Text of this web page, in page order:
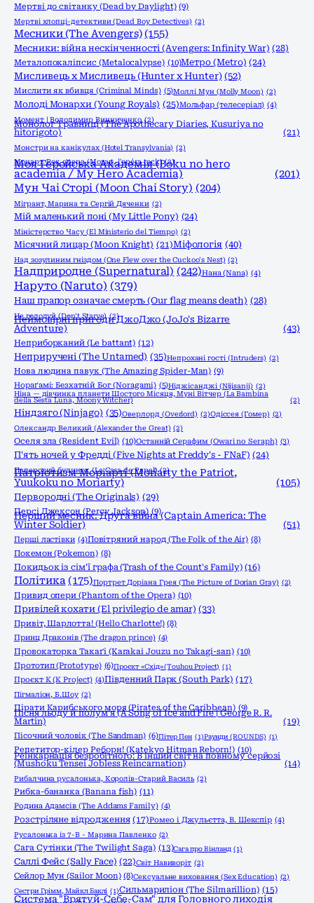
Мертві до світанку (Dead by Daylight) (9)
Мертві хлопці-детективи (Dead Boy Detectives) (2)
Месники (The Avengers) (155)
Месники: війна нескінченності (Avengers: Infinity War) (28)
Металопокаліпсис (Metalocalypse) (10)Метро (Metro) (24)
Мисливець х Мисливець (Hunter x Hunter) (52)
Мислити як вбивця (Criminal Minds) (5)Моллі Мун (Molly Moon) (2)
Молоді Монархи (Young Royals) (25)Мольфар (телесеріал) (4)
Момент | Володимир Винниченко (2)
Монолог Травниці (The Apothecary Diaries, Kusuriya no
hitorigoto)
(21)
Монстри на канікулах (Hotel Transylvania) (2)
Моцарт. Рок опера (Mozart, l'opéra rock) (2)
Моя Геройська Академія (Boku no hero
academia / My Hero Academia)
(201)
Мун Чаі Сторі (Moon Chai Story) (204)
Мігрант, Марина та Сергій Дяченки (2)
Мій маленький поні (My Little Pony) (24)
Міністерство Часу (El Ministerio del Tiempo) (2)
Місячний лицар (Moon Knight) (21)Міфологія (40)
Над зозулиним гніздом (One Flew over the Cuckoo's Nest) (2)
Надприродне (Supernatural) (242)Нана (Nana) (4)
Наруто (Naruto) (379)
Наш прапор означає смерть (Our flag means death) (28)
Не голодуй (Don't Starve) (2)
Неймовірні пригоди ДжоДжо (JoJo's Bizarre
Adventure)
(43)
Неприборканий (Le battant) (12)
Неприручені (The Untamed) (35)Непрохані гості (Intruders) (2)
Нова людина павук (The Amazing Spider-Man) (9)
Нораґамі: Безхатній Бог (Noragami) (5)Ніджісанджі (Nijisanji) (2)
Ніна — дівчинка планети Шостого Місяця, Муні Вітчер (La Bambina
della Sesta Luna, Moony Witcher)
(2)
Ніндзяго (Ninjago) (35)Оверлорд (Overlord) (2)Одіссея (Гомер) (2)
Олександр Великий (Alexander the Great) (2)
Оселя зла (Resident Evil) (10)Останній Серафим (Owari no Seraph) (3)
П'ять ночей у Фредді (Five Nights at Freddy's - FNaF) (24)
Паперовий будинок (La Casa de Papel) (2)
Патріотизм Моріарті (Moriarty the Patriot,
Yuukoku no Moriarty)
(105)
Первородні (The Originals) (29)
Персі Джексон (Percy Jackson) (9)
Перший месник: Друга війна (Captain America: The
Winter Soldier)
(51)
Перші ластівки (4)Повітряний народ (The Folk of the Air) (8)
Покемон (Pokemon) (8)
Покидьок із сім'ї графа (Trash of the Count's Family) (16)
Політика (175)Портрет Доріана Грея (The Picture of Dorian Gray) (2)
Привид опери (Phantom of the Opera) (10)
Привілей кохати (El privilegio de amar) (33)
Привіт, Шарлотта! (Hello Charlotte!) (8)
Принц Драконів (The dragon prince) (4)
Провокаторка Такаґі (Karakai Jouzu no Takagi-san) (10)
Прототип (Prototype) (6)Проєкт «Схід» (Touhou Project) (1)
Проєкт К (K Project) (4)Південний Парк (South Park) (17)
Пігмаліон, Б.Шоу (2)
Пірати Карибського моря (Pirates of the Caribbean) (9)
Пісня льоду й полум'я (A Song of Ice and Fire | George R. R.
Martin)
(19)
Пісочний чоловік (The Sandman) (6)Пітер Пен (1)Раунди (ROUNDS) (1)
Репетитор-кілер Реборн! (Katekyo Hitman Reborn!) (10)
Реінкарнація безробітного: В інший світ на повному серйозі
(Mushoku Tensei Jobless Reincarnation) (14)
Рибалчина русалонька, Королів-Старий Василь (2)
Рибка-бананка (Banana fish) (11)
Родина Адамсів (The Addams Family) (4)
Розстріляне відродження (17)Ромео і Джульєтта, В. Шекспір (4)
Русалонька із 7-В - Марина Павленко (2)
Сага Сутінки (The Twilight Saga) (13)Сага про Вінланд (1)
Саллі Фейс (Sally Face) (22)Світ Навиворіт (2)
Сейлор Мун (Sailor Moon) (8)Сексуальне виховання (Sex Education) (2)
Сестри Грімм, Майкл Баклі (1)Сильмариліон (The Silmarillion) (15)
Система "Врятуй-Себе-Сам" для Головного лиходія